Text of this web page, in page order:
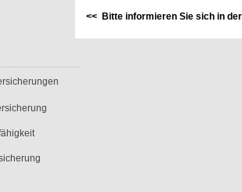
<< Bitte informieren Sie sich in